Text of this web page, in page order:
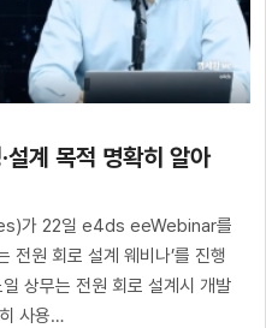
설계 목적 명확히 알아
가 22일 e4ds eeWebinar를
원 회로 설계 웨비나’를 진행
상무는 전원 회로 설계시 개발
사용…